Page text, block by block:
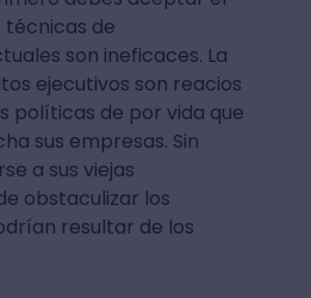
técnicas de
son ineficaces. La
ejecutivos son reacios
políticas de por vida que
sus empresas. Sin
a sus viejas
obstaculizar los
resultar de los